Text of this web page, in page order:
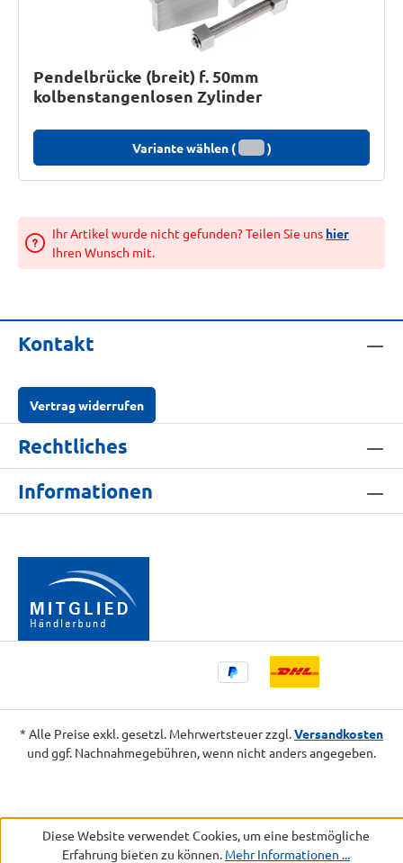
Pendelbrücke (breit) f. 50mm
kolbenstangenlosen Zylinder
Variante wählen ( )
Ihr Artikel wurde nicht gefunden? Teilen Sie uns hier
Ihren Wunsch mit.
Kontakt
Vertrag widerrufen
Rechtliches
Informationen
* Alle Preise exkl. gesetzl. Mehrwertsteuer zzgl.Versandkosten
und ggf. Nachnahmegebühren, wenn nicht anders angegeben.
Diese Website verwendet Cookies, um eine bestmögliche
Erfahrung bieten zu können. Mehr Informationen ...